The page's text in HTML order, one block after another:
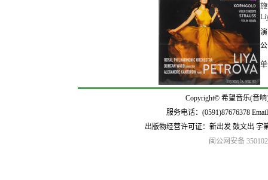
Copyright© 希望音乐(音
服务电话：(0591)87676378
出版物经营许可证：新出发 鼓文出
闽公网安备